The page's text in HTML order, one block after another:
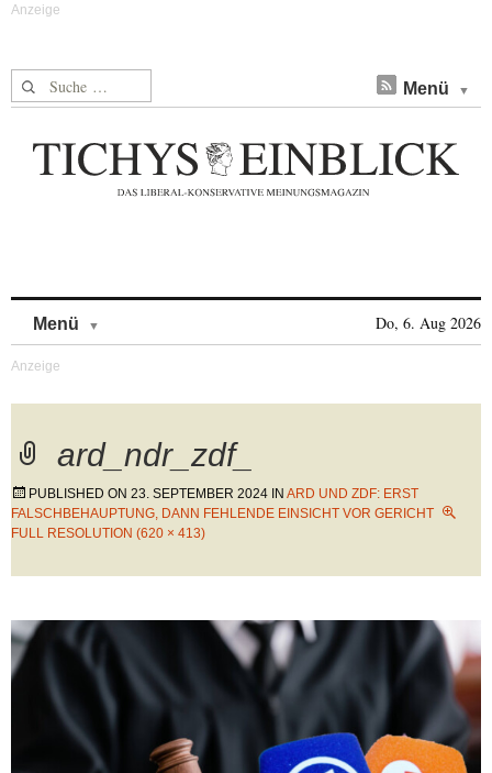
Suche nach: Menü
Menü Do, 6. Aug 2026
ard_ndr_zdf_
PUBLISHED ON 23. SEPTEMBER 2024 IN ARD UND ZDF: ERST
FALSCHBEHAUPTUNG, DANN FEHLENDE EINSICHT VOR GERICHT
FULL RESOLUTION (620 × 413)